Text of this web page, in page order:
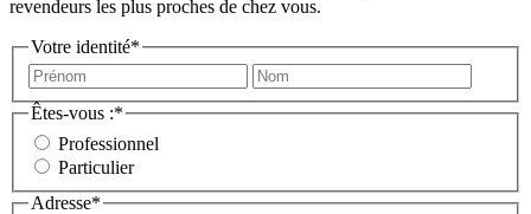
revendeurs les plus proches de chez vous.
Votre identité*
Prénom
Êtes-vous :*
Professionnel
Particulier
Adresse*